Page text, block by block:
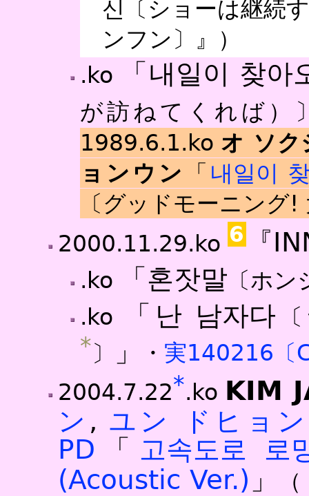
신〔ショーは継続
ンフン〕』）
.ko
「내일이 찾아
が訪ねてくれば）
1989.6.1.ko オ ソク
ョンウン
「 내일이
〔グッドモーニング
2000.11.29.ko 6『
.ko 「혼잣말 〔ホ
.ko
「난 남자다
*〕 」 ・ 実140216〔
2004.7.22*.ko KIM
ン , ユン ドヒョン
PD 「 고속도로 로
(Acoustic Ver.) 」